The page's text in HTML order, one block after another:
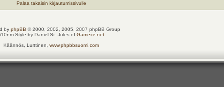
Palaa takaisin kirjautumissivulle
by phpBB © 2000, 2002, 2005, 2007 phpBB Group
Style by Daniel St. Jules ofGamexe.net
Käännös, Lurttinen,www.phpbbsuomi.com